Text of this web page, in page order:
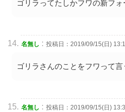
ゴリラってたしかフワの新フォ
名無し : 投稿日：2019/09/15(日)
ゴリラさんのことをフワって言
名無し : 投稿日：2019/09/15(日)